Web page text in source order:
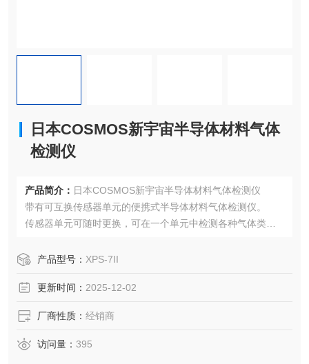
日本COSMOS新宇宙半导体材料气体
检测仪
产品简介： 日本COSMOS新宇宙半导体材料气体检测仪
带有可互换传感器单元的便携式半导体材料气体检测仪。
传感器单元可随时更换，可在一个单元中检测各种气体类型
无需校准气体检测仪，减少维护时间和成本
高时，以连续声音通知
产品型号： XPS-7II
更新时间： 2025-12-02
厂商性质： 经销商
访问量： 395